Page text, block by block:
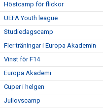
Höstcamp för flickor
UEFA Youth league
Studiedagscamp
Fler träningar i Europa Akademin
Vinst för F14
Europa Akademi
Cuper i helgen
Jullovscamp